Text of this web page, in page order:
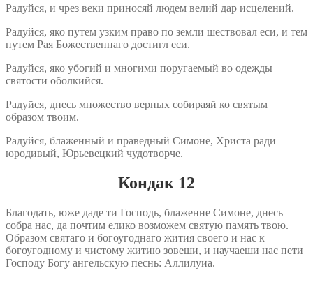
Радуйся, и чрез веки приносяй людем велий дар исцелений.
Радуйся, яко путем узким право по земли шествовал еси, и тем
путем Рая Божественнаго достигл еси.
Радуйся, яко убогий и многими поругаемый во одежды
святости оболкийся.
Радуйся, днесь множество верных собираяй ко святым
образом твоим.
Радуйся, блаженный и праведный Симоне, Христа ради
юродивый, Юрьевецкий чудотворче.
Кондак 12
Благодать, юже даде ти Господь, блаженне Симоне, днесь
собра нас, да почтим елико возможем святую память твою.
Образом святаго и богоугоднаго жития своего и нас к
богоугодному и чистому житию зовеши, и научаеши нас пети
Господу Богу ангельскую песнь: Аллилуиа.